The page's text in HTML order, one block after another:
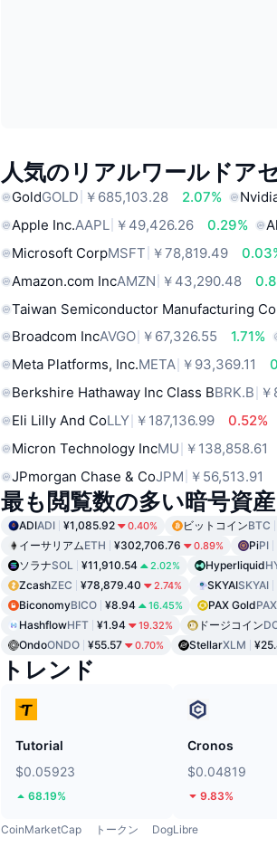
人気のリアルワールドア
GoldGOLD ￥685,103.28 2.07%
Apple Inc.AAPL ￥49,426.26 0.29%
Microsoft CorpMSFT ￥78,819.49
Amazon.com IncAMZN ￥43,290.48
Taiwan Semiconductor Manufacturing
Broadcom IncAVGO ￥67,326.55 1.71%
Meta Platforms, Inc.META ￥93,369.11
Berkshire Hathaway Inc Class BBRK.B
Eli Lilly And CoLLY ￥187,136.99
0.52%
Micron Technology IncMU ￥138,858.61
JPmorgan Chase & CoJPM ￥56,513.91
最も閲覧数の多い暗号資産
ADIADI ¥1,085.92 0.40% ビットコインBTC
イーサリアムETH ¥302,706.76 0.89% PiPI
ソラナSOL ¥11,910.54 2.02% Hyperliquid
ZcashZEC ¥78,879.40 2.74% SKYAISKYAI
BiconomyBICO ¥8.94 16.45% PAX Gold
HashflowHFT ¥1.94 19.32% ドージコイン
OndoONDO ¥55.57 0.70% StellarXLM
トレンド
Tutorial
$0.05923
68.19%
Cronos
$0.04819
9.83%
CoinMarketCap トークン DogLibre